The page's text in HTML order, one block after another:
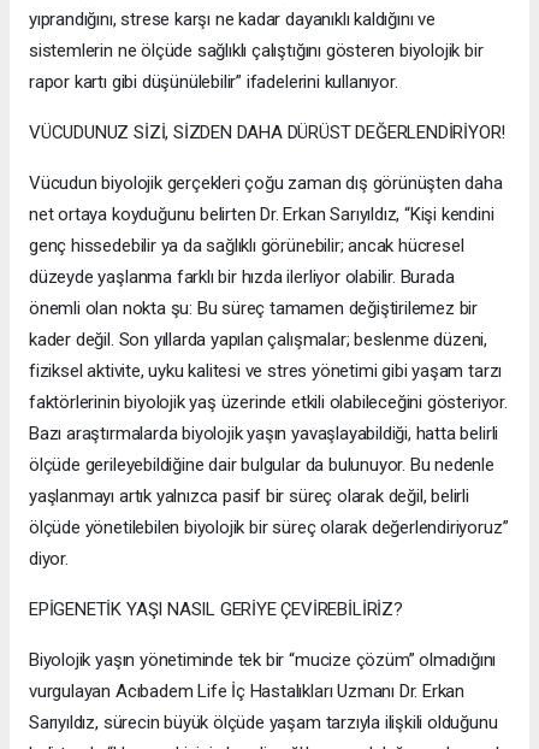
yıprandığını, strese karşı ne kadar dayanıklı kaldığını ve
sistemlerin ne ölçüde sağlıklı çalıştığını gösteren biyolojik bir
rapor kartı gibi düşünülebilir” ifadelerini kullanıyor.
VÜCUDUNUZ SİZİ, SİZDEN DAHA DÜRÜST DEĞERLENDİRİYOR!
Vücudun biyolojik gerçekleri çoğu zaman dış görünüşten daha
net ortaya koyduğunu belirten Dr. Erkan Sarıyıldız, “Kişi kendini
genç hissedebilir ya da sağlıklı görünebilir; ancak hücresel
düzeyde yaşlanma farklı bir hızda ilerliyor olabilir. Burada
önemli olan nokta şu: Bu süreç tamamen değiştirilemez bir
kader değil. Son yıllarda yapılan çalışmalar; beslenme düzeni,
fiziksel aktivite, uyku kalitesi ve stres yönetimi gibi yaşam tarzı
faktörlerinin biyolojik yaş üzerinde etkili olabileceğini gösteriyor.
Bazı araştırmalarda biyolojik yaşın yavaşlayabildiği, hatta belirli
ölçüde gerileyebildiğine dair bulgular da bulunuyor. Bu nedenle
yaşlanmayı artık yalnızca pasif bir süreç olarak değil, belirli
ölçüde yönetilebilen biyolojik bir süreç olarak değerlendiriyoruz”
diyor.
EPİGENETİK YAŞI NASIL GERİYE ÇEVİREBİLİRİZ?
Biyolojik yaşın yönetiminde tek bir “mucize çözüm” olmadığını
vurgulayan Acıbadem Life İç Hastalıkları Uzmanı Dr. Erkan
Sarıyıldız, sürecin büyük ölçüde yaşam tarzıyla ilişkili olduğunu